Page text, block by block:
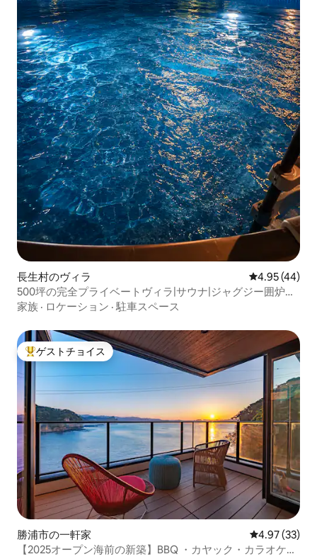
長生村のヴィラ レビュー44
4.95 (44)
500坪の完全プライベートヴィラ|サウナ|ジャグジー囲炉裏
｜プール(夏季)ドッグラン|1日1組限定|
家族 · ロケーション ·駐車スペース
大好評のゲストチョイスです。
ゲストチョイス
勝浦市の一軒家 レビュー33
4.97 (33)
【2025オープン海前の新築】BBQ ・カヤック・カラオケ｜